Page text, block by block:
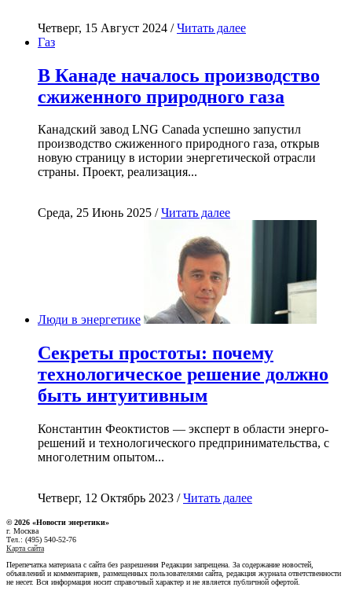
Четверг, 15 Август 2024 /Читать далее
Газ
В Канаде началось производство
сжиженного природного газа
Канадский завод LNG Canada успешно запустил
производство сжиженного природного газа, открыв
новую страницу в истории энергетической отрасли
страны. Проект, реализация...
Среда, 25 Июнь 2025 /Читать далее
Люди в энергетике
Секреты простоты: почему
технологическое решение должно
быть интуитивным
Константин Феоктистов — эксперт в области энерго-
решений и технологического предпринимательства, с
многолетним опытом...
Четверг, 12 Октябрь 2023 /Читать далее
© 2026 «Новости энеретики»
г. Москва
Тел.: (495) 540-52-76
Карта сайта
Перепечатка материала с сайта без разрешения Редакции запрещена. За содержание новостей,
объявлений и комментариев, размещенных пользователями сайта, редакция журнала ответственности
не несет. Вся информация носит справочный характер и не является публичной офертой.